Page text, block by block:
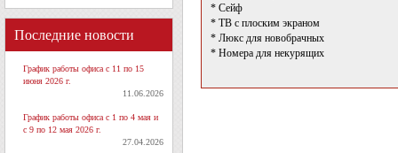
Последние новости
График работы офиса с 11 по 15
июня 2026 г.
11.06.2026
График работы офиса с 1 по 4 мая и
с 9 по 12 мая 2026 г.
27.04.2026
* Сейф
* ТВ с плоским экраном
* Люкс для новобрачных
* Номера для некурящих